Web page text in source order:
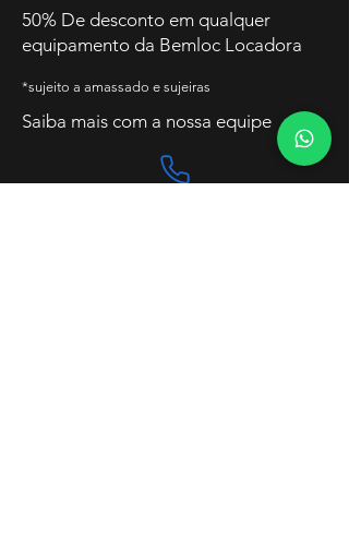
50% De desconto em qualquer
equipamento da Bemloc Locadora
*sujeito a amassado e sujeiras
Saiba mais com a nossa equipe